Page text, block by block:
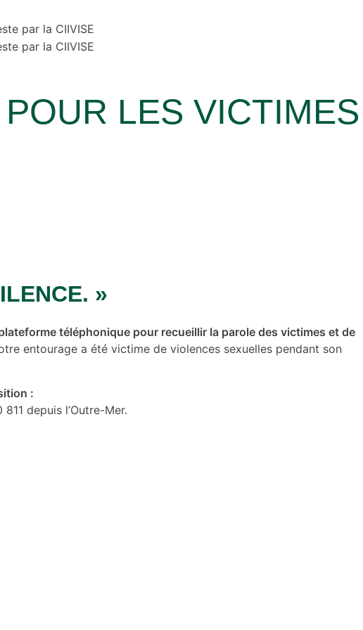
LES VICTIMES
»
téléphonique pour recueillir la parole des victimes et de
entourage a été victime de violences sexuelles pendant son
:
depuis l’Outre-Mer.